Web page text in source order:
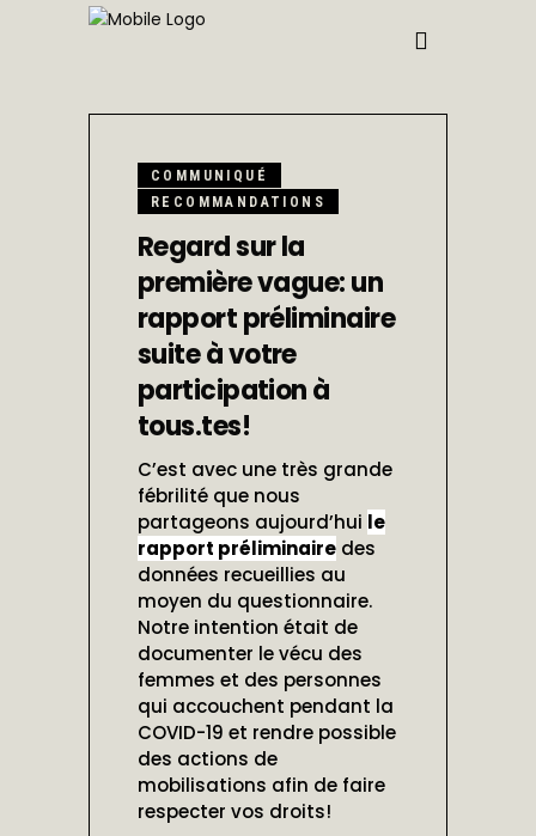
10, 2020
COMMUNIQUÉ
RECOMMANDATIONS
Regard sur la
première vague: un
rapport préliminaire
suite à votre
participation à
tous.tes!
C’est avec une très grande
fébrilité que nous
partageons aujourd’hui le
rapport préliminaire des
données recueillies au
moyen du questionnaire.
Notre intention était de
documenter le vécu des
femmes et des personnes
qui accouchent pendant la
COVID-19 et rendre possible
des actions de
mobilisations afin de faire
respecter vos droits!